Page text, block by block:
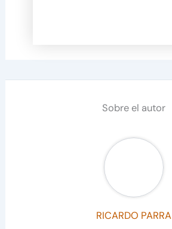
Sobre el autor
RICARDO PARRA